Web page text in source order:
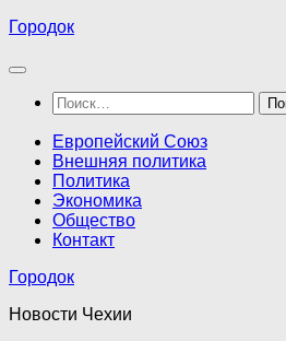
Перейти
содержимому
Городок
Найти:
Европейский Союз
Внешняя политика
Политика
Экономика
Общество
Контакт
Городок
Новости Чехии